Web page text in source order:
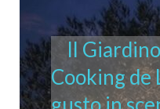
Il
Cooking de
gusto in